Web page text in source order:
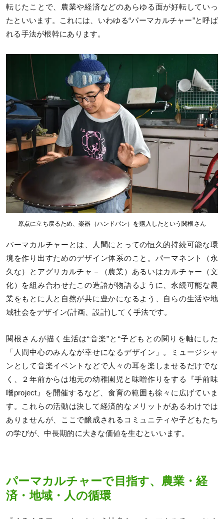
転じたことで、農業や経済などのあらゆる面が好転していっ
たといいます。これには、いわゆる“パーマカルチャー”と呼ば
れる手法が根幹にあります。
原点に立ち戻るため、楽器（ハンドパン）を購入したという関根さん
パーマカルチャーとは、人間にとっての恒久的持続可能な環
境を作り出すためのデザイン体系のこと。パーマネント（永
久な）とアグリカルチャ－（農業）あるいはカルチャー（文
化）を組み合わせたこの造語が物語るように、永続可能な農
業をもとに人と自然が共に豊かになるよう、自らの生活や地
域社会をデザイン(計画、設計)してく手法です。
関根さんが描く生活は“音楽”と“子どもとの関りを軸にした
「人間中心のみんなが幸せになるデザイン」。ミュージシャ
ンとして音楽イベントなどで人々の耳を楽しませるだけでな
く、２年前からは地元の幼稚園児と味噌作りをする『手前味
噌project』を開催するなど、食育の範囲も徐々に広げていま
す。これらの活動は決して経済的なメリットがあるわけでは
ありませんが、ここで醸成されるコミュニティや子どもたち
の学びが、中長期的に大きな価値を生むといいます。
パーマカルチャーで目指す、農業・経
済・地域・人の循環